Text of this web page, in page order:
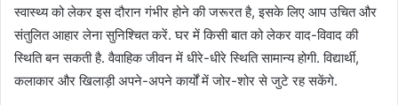
स्वास्थ्य को लेकर इस दौरान गंभीर होने की जरूरत है, इसके लिए आप उचित और
संतुलित आहार लेना सुनिश्चित करें. घर में किसी बात को लेकर वाद-विवाद की
स्थिति बन सकती है. वैवाहिक जीवन में धीरे-धीरे स्थिति सामान्य होगी. विद्यार्थी,
कलाकार और खिलाड़ी अपने-अपने कार्यों में जोर-शोर से जुटे रह सकेंगे.